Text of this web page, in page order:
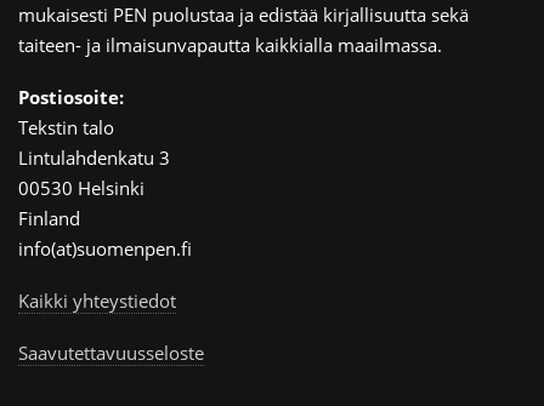
mukaisesti PEN puolustaa ja edistää kirjallisuutta sekä
taiteen- ja ilmaisunvapautta kaikkialla maailmassa.
Postiosoite:
Tekstin talo
Lintulahdenkatu 3
00530 Helsinki
Finland
info(at)suomenpen.fi
Kaikki yhteystiedot
Saavutettavuusseloste